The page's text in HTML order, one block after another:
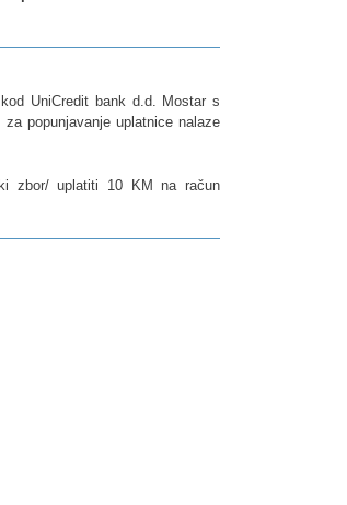
UniCredit bank d.d. Mostar s
za popunjavanje uplatnice nalaze
zbor/ uplatiti 10 KM na račun